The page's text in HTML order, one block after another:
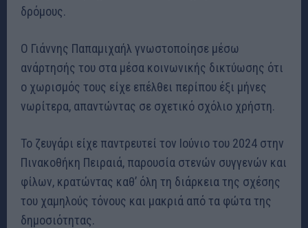
δρόμους.
Ο Γιάννης Παπαμιχαήλ γνωστοποίησε μέσω
ανάρτησής του στα μέσα κοινωνικής δικτύωσης ότι
ο χωρισμός τους είχε επέλθει περίπου έξι μήνες
νωρίτερα, απαντώντας σε σχετικό σχόλιο χρήστη.
Το ζευγάρι είχε παντρευτεί τον Ιούνιο του 2024 στην
Πινακοθήκη Πειραιά, παρουσία στενών συγγενών και
φίλων, κρατώντας καθ’ όλη τη διάρκεια της σχέσης
του χαμηλούς τόνους και μακριά από τα φώτα της
δημοσιότητας.